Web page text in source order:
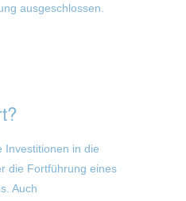
ausgeschlossen.
Investitionen in die
die Fortführung eines
Auch